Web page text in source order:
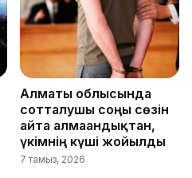
Алматы облысында
сотталушы соңғы сөзін
айта алмағандықтан,
үкімнің күші жойылды
7 тамыз, 2026